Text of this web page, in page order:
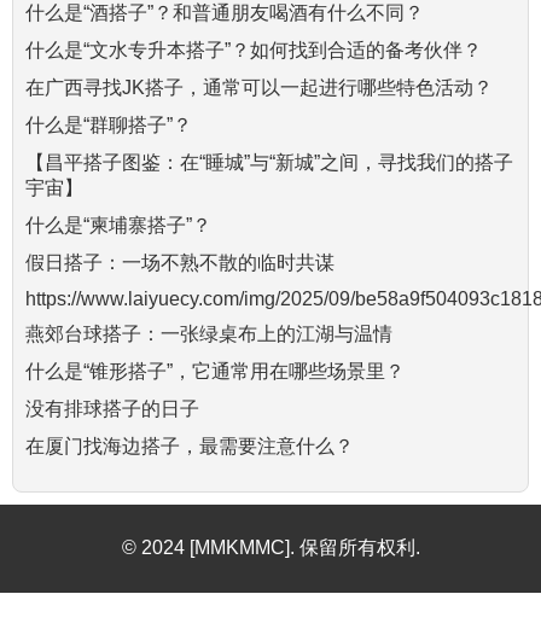
什么是“酒搭子”？和普通朋友喝酒有什么不同？
什么是“文水专升本搭子”？如何找到合适的备考伙伴？
在广西寻找JK搭子，通常可以一起进行哪些特色活动？
什么是“群聊搭子”？
【昌平搭子图鉴：在“睡城”与“新城”之间，寻找我们的搭子
宇宙】
什么是“柬埔寨搭子”？
假日搭子：一场不熟不散的临时共谋
https://www.laiyuecy.com/img/2025/09/
燕郊台球搭子：一张绿桌布上的江湖与温情
什么是“锥形搭子”，它通常用在哪些场景里？
没有排球搭子的日子
在厦门找海边搭子，最需要注意什么？
© 2024 [MMKMMC]. 保留所有权利.